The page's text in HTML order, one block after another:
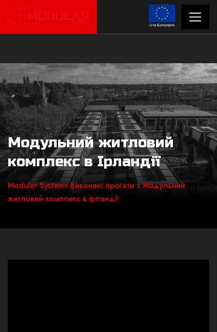
Модульний житловий
комплекс в Ірландії
Modular System»Виконані проєкти » Модульний
житловий комплекс в Ірландії